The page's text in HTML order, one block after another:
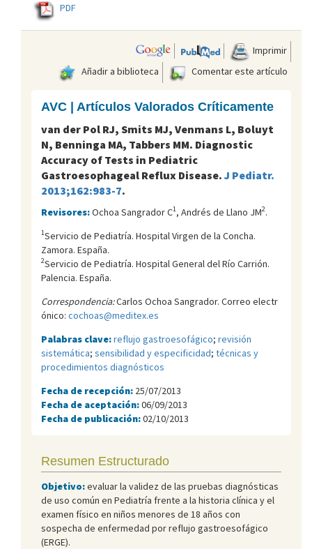
PDF
Imprimir
Añadir a biblioteca
Comentar este artículo
AVC | Artículos Valorados Críticamente
van der Pol RJ, Smits MJ, Venmans L, Boluyt
N, Benninga MA, Tabbers MM. Diagnostic
Accuracy of Tests in Pediatric
Gastroesophageal Reflux Disease. J Pediatr.
2013;162:983-7.
Revisores:Ochoa Sangrador C1, Andrés de Llano JM2.
1Servicio de Pediatría. Hospital Virgen de la Concha.
Zamora. España.
2Servicio de Pediatría. Hospital General del Río Carrión.
Palencia. España.
Correspondencia:Carlos Ochoa Sangrador. Correo electr
ónico: cochoas@meditex.es
Palabras clave:reflujo gastroesofágico; revisión
sistemática; sensibilidad y especificidad; técnicas y
procedimientos diagnósticos
Fecha de recepción: 25/07/2013
Fecha de aceptación:06/09/2013
Fecha de publicación:02/10/2013
Resumen Estructurado
Objetivo:evaluar la validez de las pruebas diagnósticas
de uso común en Pediatría frente a la historia clínica y el
examen físico en niños menores de 18 años con
sospecha de enfermedad por reflujo gastroesofágico
(ERGE).